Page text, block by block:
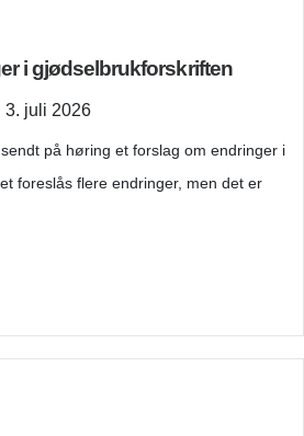
i gjødselbrukforskriften
3. juli 2026
på høring et forslag om endringer i
foreslås flere endringer, men det er